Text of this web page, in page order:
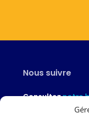
Nous suivre
Consulteznotre